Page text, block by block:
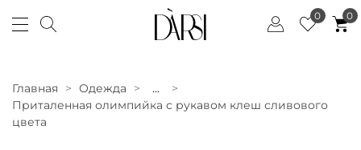
0 0
Главная Одежда
...
Приталенная олимпийка с рукавом клеш сливового
цвета